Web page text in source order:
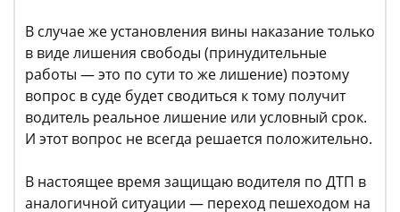
В случае же установления вины наказание только
в виде лишения свободы (принудительные
работы — это по сути то же лишение) поэтому
вопрос в суде будет сводиться к тому получит
водитель реальное лишение или условный срок.
И этот вопрос не всегда решается положительно.
В настоящее время защищаю водителя по ДТП в
аналогичной ситуации — переход пешеходом на